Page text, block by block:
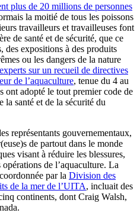
plus de 20 millions de personnes
la moitié de tous les poissons
travailleurs et travailleuses font
de santé et de sécurité, que ce
des expositions à des produits
ou les dangers de la nature
sur un recueil de directives
de l’aquaculture, tenue du 4 au
ont adopté le tout premier code de
la santé et de la sécurité du
représentants gouvernementaux,
de partout dans le monde
visant à réduire les blessures,
opérations de l’aquaculture. La
par la Division des
de la mer de l’UITA, incluait des
continents, dont Craig Walsh,